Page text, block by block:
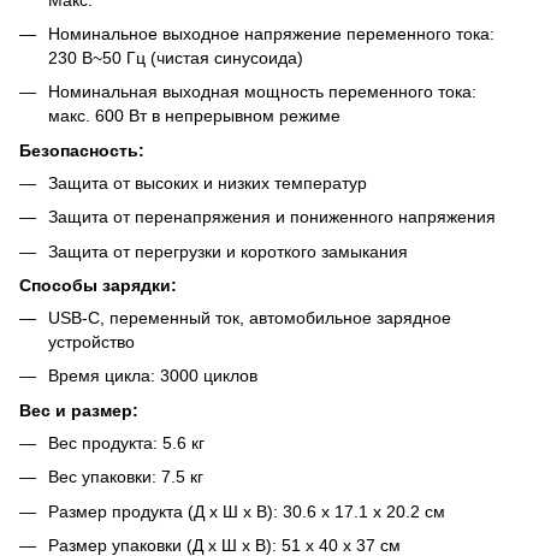
Номинальное выходное напряжение переменного тока:
230 В~50 Гц (чистая синусоида)
Номинальная выходная мощность переменного тока:
макс. 600 Вт в непрерывном режиме
Безопасность:
Защита от высоких и низких температур
Защита от перенапряжения и пониженного напряжения
Защита от перегрузки и короткого замыкания
Способы зарядки:
USB-C, переменный ток, автомобильное зарядное
устройство
Время цикла: 3000 циклов
Вес и размер:
Вес продукта: 5.6 кг
Вес упаковки: 7.5 кг
Размер продукта (Д х Ш х В): 30.6 x 17.1 x 20.2 см
Размер упаковки (Д х Ш х В): 51 x 40 x 37 см